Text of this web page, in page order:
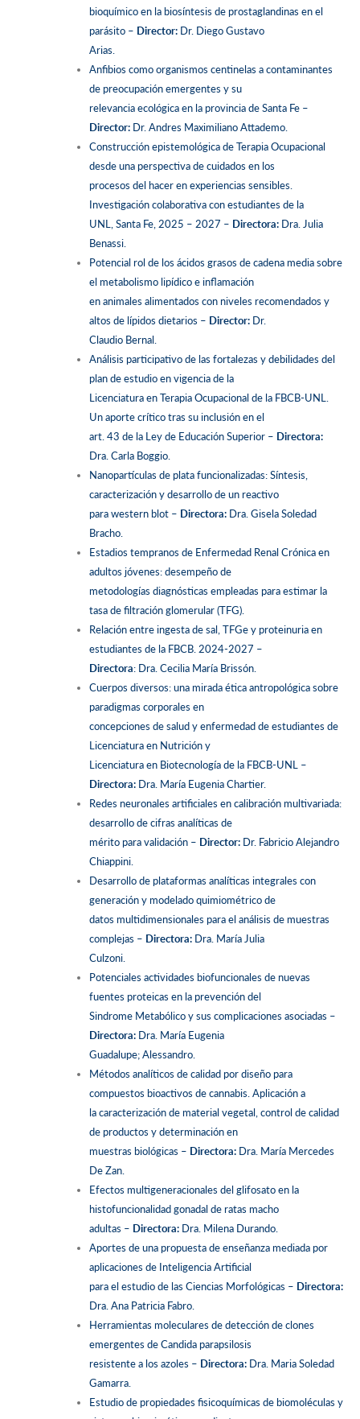
bioquímico en la biosíntesis de prostaglandinas en el
parásito – Director: Dr. Diego Gustavo
Arias.
Anfibios como organismos centinelas a contaminantes
de preocupación emergentes y su
relevancia ecológica en la provincia de Santa Fe –
Director: Dr. Andres Maximiliano Attademo.
Construcción epistemológica de Terapia Ocupacional
desde una perspectiva de cuidados en los
procesos del hacer en experiencias sensibles.
Investigación colaborativa con estudiantes de la
UNL, Santa Fe, 2025 – 2027 – Directora: Dra. Julia
Benassi.
Potencial rol de los ácidos grasos de cadena media sobre
el metabolismo lipídico e inflamación
en animales alimentados con niveles recomendados y
altos de lípidos dietarios – Director: Dr.
Claudio Bernal.
Análisis participativo de las fortalezas y debilidades del
plan de estudio en vigencia de la
Licenciatura en Terapia Ocupacional de la FBCB-UNL.
Un aporte crítico tras su inclusión en el
art. 43 de la Ley de Educación Superior – Directora:
Dra. Carla Boggio.
Nanopartículas de plata funcionalizadas: Síntesis,
caracterización y desarrollo de un reactivo
para western blot – Directora: Dra. Gisela Soledad
Bracho.
Estadios tempranos de Enfermedad Renal Crónica en
adultos jóvenes: desempeño de
metodologías diagnósticas empleadas para estimar la
tasa de filtración glomerular (TFG).
Relación entre ingesta de sal, TFGe y proteinuria en
estudiantes de la FBCB. 2024-2027 –
Directora: Dra. Cecilia María Brissón.
Cuerpos diversos: una mirada ética antropológica sobre
paradigmas corporales en
concepciones de salud y enfermedad de estudiantes de
Licenciatura en Nutrición y
Licenciatura en Biotecnología de la FBCB-UNL –
Directora: Dra. María Eugenia Chartier.
Redes neuronales artificiales en calibración multivariada:
desarrollo de cifras analíticas de
mérito para validación – Director: Dr. Fabricio Alejandro
Chiappini.
Desarrollo de plataformas analíticas integrales con
generación y modelado quimiométrico de
datos multidimensionales para el análisis de muestras
complejas – Directora: Dra. María Julia
Culzoni.
Potenciales actividades biofuncionales de nuevas
fuentes proteicas en la prevención del
Sindrome Metabólico y sus complicaciones asociadas –
Directora: Dra. María Eugenia
Guadalupe; Alessandro.
Métodos analíticos de calidad por diseño para
compuestos bioactivos de cannabis. Aplicación a
la caracterización de material vegetal, control de calidad
de productos y determinación en
muestras biológicas – Directora: Dra. María Mercedes
De Zan.
Efectos multigeneracionales del glifosato en la
histofuncionalidad gonadal de ratas macho
adultas – Directora: Dra. Milena Durando.
Aportes de una propuesta de enseñanza mediada por
aplicaciones de Inteligencia Artificial
para el estudio de las Ciencias Morfológicas – Directora:
Dra. Ana Patricia Fabro.
Herramientas moleculares de detección de clones
emergentes de Candida parapsilosis
resistente a los azoles – Directora: Dra. Maria Soledad
Gamarra.
Estudio de propiedades fisicoquímicas de biomoléculas y